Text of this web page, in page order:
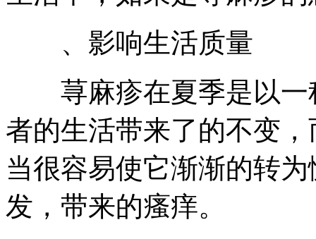
、影响生活质量
荨麻疹在夏季是以一
者的生活带来了的不变
当很容易使它渐渐的转
发，带来的瘙痒。